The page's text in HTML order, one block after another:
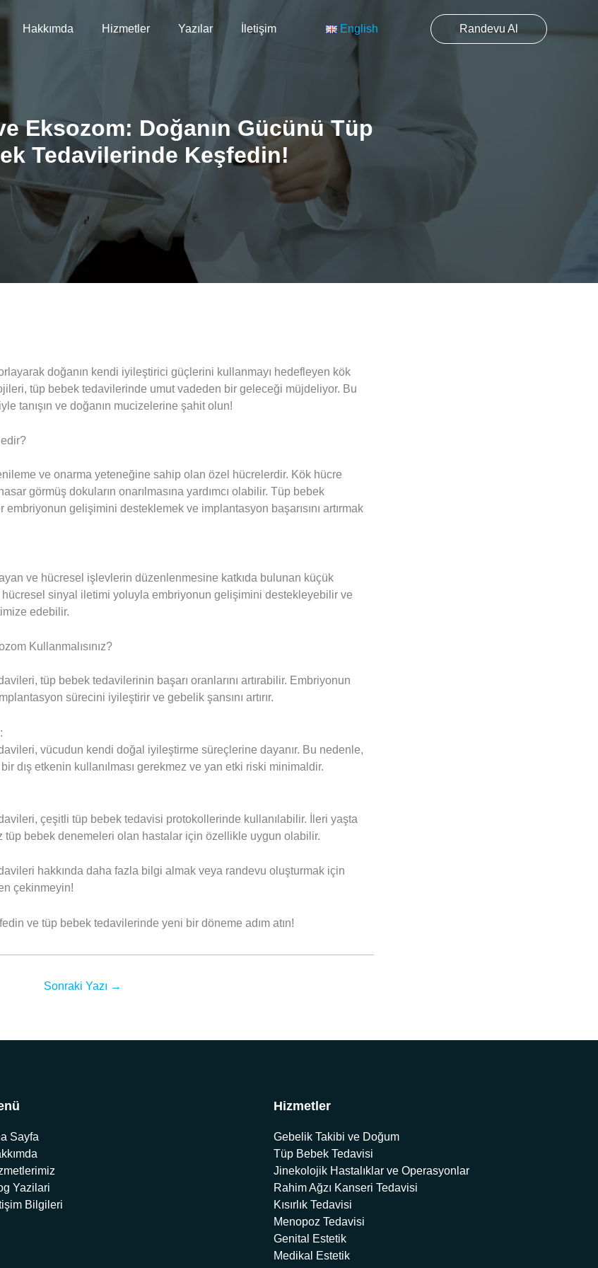
Hakkımda Hizmetler Yazılar İletişim English Randevu Al
Eksozom: Doğanın Gücünü Tüp
Tedavilerinde Keşfedin!
zorlayarak doğanın kendi iyileştirici güçlerini kullanmayı hedefleyen kök
tüp bebek tedavilerinde umut vadeden bir geleceği müjdeliyor. Bu
tanışın ve doğanın mucizelerine şahit olun!
ve onarma yeteneğine sahip olan özel hücrelerdir. Kök hücre
görmüş dokuların onarılmasına yardımcı olabilir. Tüp bebek
gelişimini desteklemek ve implantasyon başarısını artırmak
ve hücresel işlevlerin düzenlenmesine katkıda bulunan küçük
sinyal iletimi yoluyla embriyonun gelişimini destekleyebilir ve
edebilir.
Kullanmalısınız?
tüp bebek tedavilerinin başarı oranlarını artırabilir. Embriyonun
sürecini iyileştirir ve gebelik şansını artırır.
vücudun kendi doğal iyileştirme süreçlerine dayanır. Bu nedenle,
dış etkenin kullanılması gerekmez ve yan etki riski minimaldir.
çeşitli tüp bebek tedavisi protokollerinde kullanılabilir. İleri yaşta
tüp bebek denemeleri olan hastalar için özellikle uygun olabilir.
hakkında daha fazla bilgi almak veya randevu oluşturmak için
çekinmeyin!
ve tüp bebek tedavilerinde yeni bir döneme adım atın!
Sonraki Yazı →
Sayfa
Yazilari
Bilgileri
Hizmetler
Gebelik Takibi ve Doğum
Tüp Bebek Tedavisi
Jinekolojik Hastalıklar ve Operasyonlar
Rahim Ağzı Kanseri Tedavisi
Kısırlık Tedavisi
Menopoz Tedavisi
Genital Estetik
Medikal Estetik